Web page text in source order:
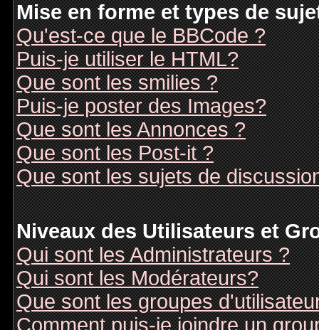
Mise en forme et types de
Qu'est-ce que le BBCode ?
Puis-je utiliser le HTML?
Que sont les smilies ?
Puis-je poster des Images?
Que sont les Annonces ?
Que sont les Post-it ?
Que sont les sujets de
Niveaux des Utilisateurs et
Qui sont les Administrateurs ?
Qui sont les Modérateurs?
Que sont les groupes
Comment puis-je joindre un